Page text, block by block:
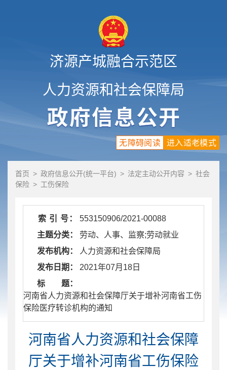
济源产城融合示范区
人力资源和社会保障局
进入适老模式
无障碍阅读
首页 > 政府信息公开(统一平台) > 法定主动公开内容 > 社会
保险 > 工伤保险
索 引 号：
553150906/2021-00088
主题分类：
劳动、人事、监察;劳动就业
发布机构：
人力资源和社会保障局
发布日期：
2021年07月18日
标 题：
​ 河南省人力资源和社会保障厅关于增补河南省工伤
保险医疗转诊机构的通知
河南省人力资源和社会保障
厅关于增补河南省工伤保险